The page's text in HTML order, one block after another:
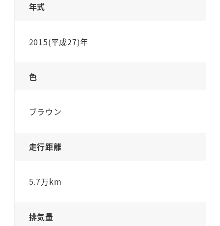
年式
2015(平成27)年
色
ブラウン
走行距離
5.7万km
排気量